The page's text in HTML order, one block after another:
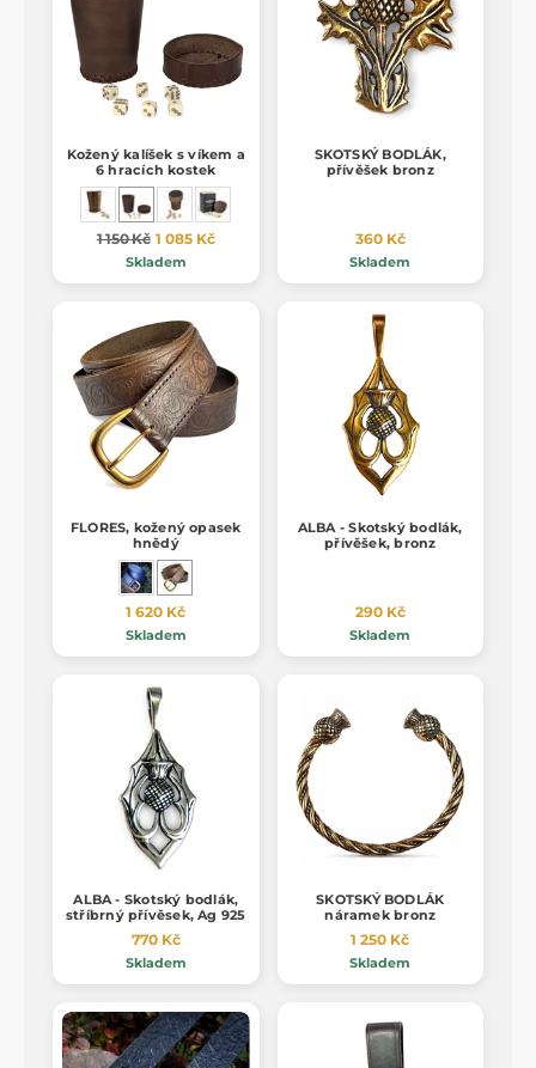
Kožený kalíšek s víkem a
6 hracích kostek
1 150 Kč 1 085 Kč
Skladem
SKOTSKÝ BODLÁK,
přívěšek bronz
360 Kč
Skladem
FLORES, kožený opasek
hnědý
1 620 Kč
Skladem
ALBA - Skotský bodlák,
přívěšek, bronz
290 Kč
Skladem
ALBA - Skotský bodlák,
stříbrný přívěsek, Ag 925
770 Kč
Skladem
SKOTSKÝ BODLÁK
náramek bronz
1 250 Kč
Skladem